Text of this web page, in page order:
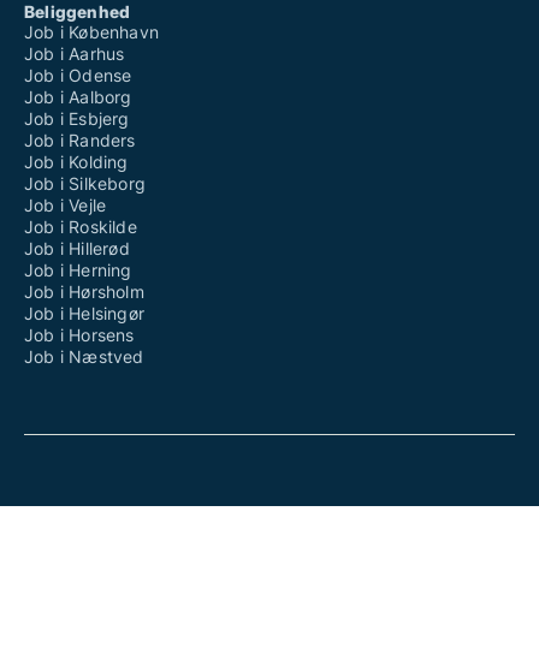
Beliggenhed
Job i København
Job i Aarhus
Job i Odense
Job i Aalborg
Job i Esbjerg
Job i Randers
Job i Kolding
Job i Silkeborg
Job i Vejle
Job i Roskilde
Job i Hillerød
Job i Herning
Job i Hørsholm
Job i Helsingør
Job i Horsens
Job i Næstved